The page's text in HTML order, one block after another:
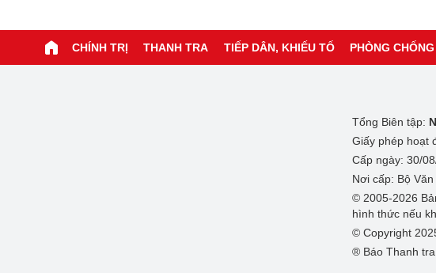
CHÍNH TRỊ THANH TRA TIẾP DÂN, KHIẾU TỐ PHÒNG
Tổng Biên tập:
Giấy phép hoạt
Cấp ngày: 30/
Nơi cấp: Bộ
© 2005-2026
hình thức nếu
© Copyright
® Báo Thanh